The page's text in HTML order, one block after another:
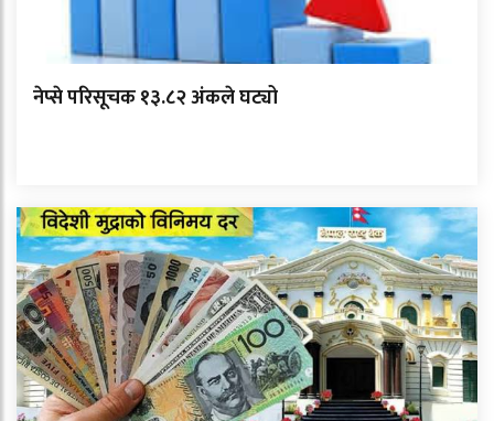
नेप्से परिसूचक १३.८२ अंकले घट्यो